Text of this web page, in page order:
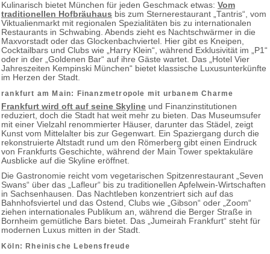
Kulinarisch bietet München für jeden Geschmack etwas: Vom
traditionellen Hofbräuhaus bis zum Sternerestaurant „Tantris“, vom
Viktualienmarkt mit regionalen Spezialitäten bis zu internationalen
Restaurants in Schwabing. Abends zieht es Nachtschwärmer in die
Maxvorstadt oder das Glockenbachviertel. Hier gibt es Kneipen,
Cocktailbars und Clubs wie „Harry Klein“, während Exklusivität im „P1“
oder in der „Goldenen Bar“ auf ihre Gäste wartet. Das „Hotel Vier
Jahreszeiten Kempinski München“ bietet klassische Luxusunterkünfte
im Herzen der Stadt.
rankfurt am Main: Finanzmetropole mit urbanem Charme
Frankfurt wird oft auf seine Skyline und Finanzinstitutionen
reduziert, doch die Stadt hat weit mehr zu bieten. Das Museumsufer
mit einer Vielzahl renommierter Häuser, darunter das Städel, zeigt
Kunst vom Mittelalter bis zur Gegenwart. Ein Spaziergang durch die
rekonstruierte Altstadt rund um den Römerberg gibt einen Eindruck
von Frankfurts Geschichte, während der Main Tower spektakuläre
Ausblicke auf die Skyline eröffnet.
Die Gastronomie reicht vom vegetarischen Spitzenrestaurant „Seven
Swans“ über das „Lafleur“ bis zu traditionellen Apfelwein-Wirtschaften
in Sachsenhausen. Das Nachtleben konzentriert sich auf das
Bahnhofsviertel und das Ostend, Clubs wie „Gibson“ oder „Zoom“
ziehen internationales Publikum an, während die Berger Straße in
Bornheim gemütliche Bars bietet. Das „Jumeirah Frankfurt“ steht für
modernen Luxus mitten in der Stadt.
Köln: Rheinische Lebensfreude